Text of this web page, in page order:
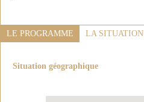
LE PROGRAMME LA SITUATION
Situation géographique